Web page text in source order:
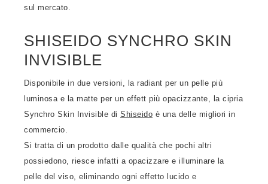
sul mercato.
SHISEIDO SYNCHRO SKIN
INVISIBLE
Disponibile in due versioni, la radiant per un pelle più
luminosa e la matte per un effett più opacizzante, la cipria
Synchro Skin Invisible di Shiseido è una delle migliori in
commercio.
Si tratta di un prodotto dalle qualità che pochi altri
possiedono, riesce infatti a opacizzare e illuminare la
pelle del viso, eliminando ogni effetto lucido e